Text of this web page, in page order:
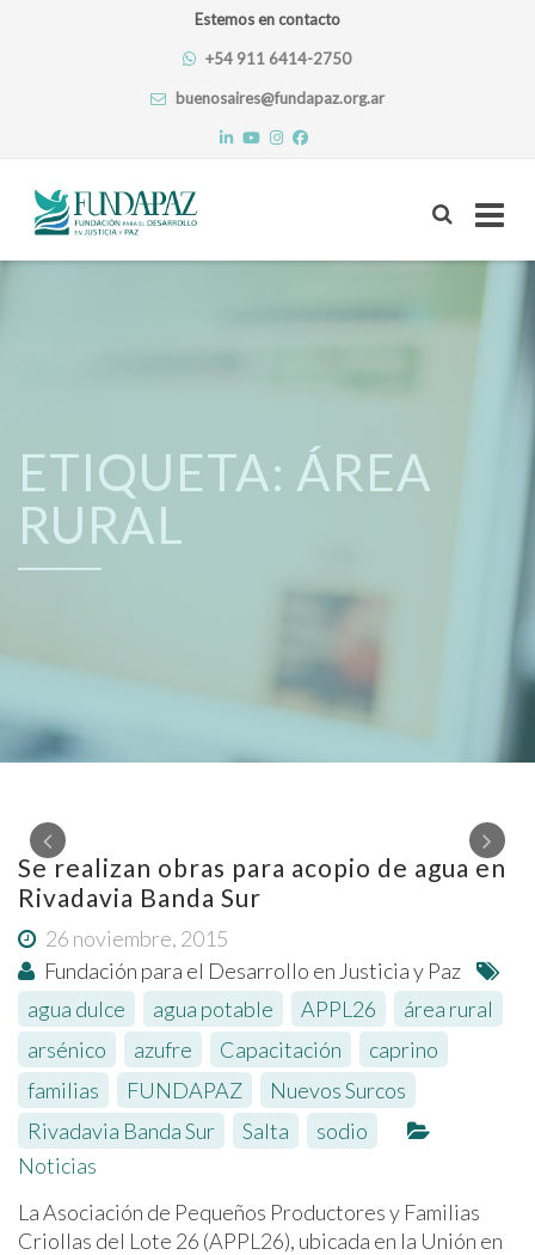
Estemos en contacto
+54 911 6414-2750
buenosaires@fundapaz.org.ar
Skip
ETIQUETA: ÁREA
RURAL
Se realizan obras para acopio de agua en
Rivadavia Banda Sur
26 noviembre, 2015
Fundación para el Desarrollo en Justicia y Paz
agua dulce
agua potable APPL26 área rural
arsénico
azufre Capacitación caprino
familias
FUNDAPAZ Nuevos Surcos
Rivadavia Banda Sur
Salta
sodio
Noticias
La Asociación de Pequeños Productores y Familias
Criollas del Lote 26 (APPL26), ubicada en la Unión en